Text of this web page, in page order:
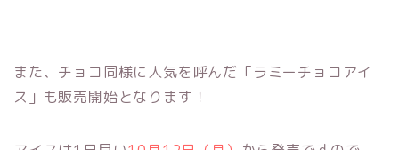
また、チョコ同様に人気を呼んだ「ラミーチョコアイ
ス」も販売開始となります！